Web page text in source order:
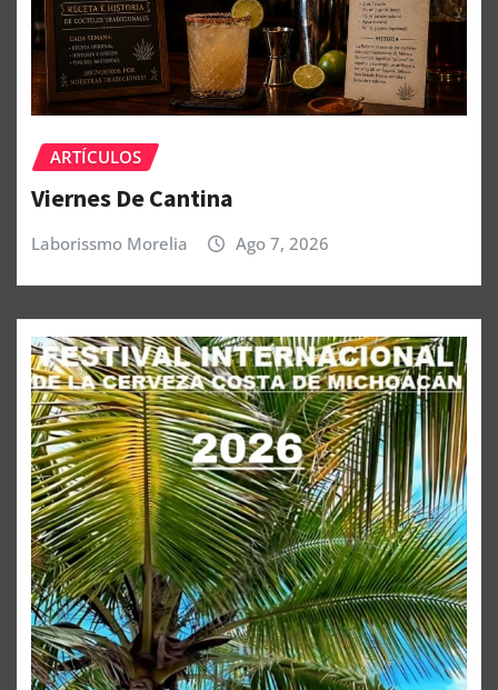
ARTÍCULOS
Viernes De Cantina
Laborissmo Morelia Ago 7, 2026